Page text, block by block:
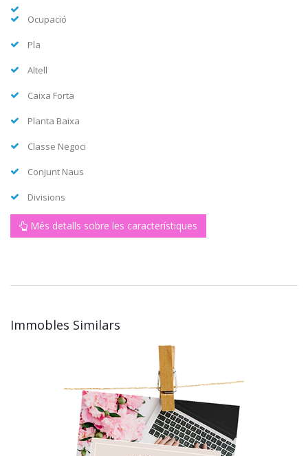
Ocupació
Pla
Altell
Caixa Forta
Planta Baixa
Classe Negoci
Conjunt Naus
Divisions
Més detalls sobre les característiques
Immobles Similars